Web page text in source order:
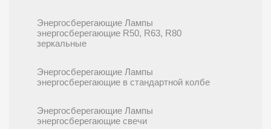
Энергосберегающие Лампы
энергосберегающие R50, R63, R80
зеркальные
Энергосберегающие Лампы
энергосберегающие в стандартной колбе
Энергосберегающие Лампы
энергосберегающие свечи